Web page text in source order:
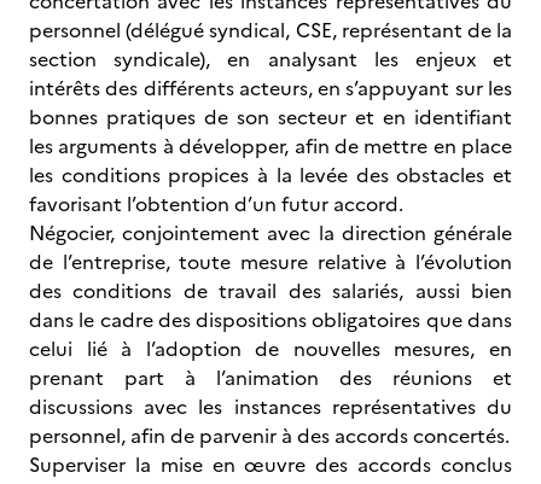
personnel (délégué syndical, CSE, représentant de la
section syndicale), en analysant les enjeux et
intérêts des différents acteurs, en s’appuyant sur les
bonnes pratiques de son secteur et en identifiant
les arguments à développer, afin de mettre en place
les conditions propices à la levée des obstacles et
favorisant l’obtention d’un futur accord.
Négocier, conjointement avec la direction générale
de l’entreprise, toute mesure relative à l’évolution
des conditions de travail des salariés, aussi bien
dans le cadre des dispositions obligatoires que dans
celui lié à l’adoption de nouvelles mesures, en
prenant part à l’animation des réunions et
discussions avec les instances représentatives du
personnel, afin de parvenir à des accords concertés.
Superviser la mise en œuvre des accords conclus